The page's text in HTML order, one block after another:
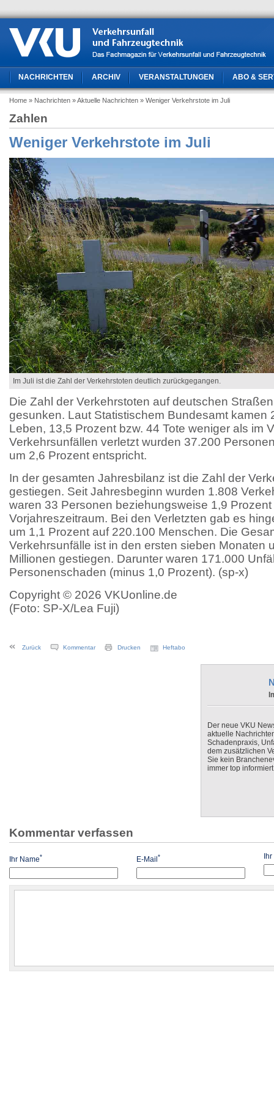
NACHRICHTEN ARCHIV VERANSTALTUNGEN ABO &
Home » Nachrichten » Aktuelle Nachrichten » Weniger Verkehrstote im Juli
Zahlen
Weniger Verkehrstote im Juli
Im Juli ist die Zahl der Verkehrstoten deutlich zurückgegangen.
Die Zahl der Verkehrstoten auf deutschen
gesunken. Laut Statistischem Bundesamt kamen
Leben, 13,5 Prozent bzw. 44 Tote weniger als im
Verkehrsunfällen verletzt wurden 37.200
um 2,6 Prozent entspricht.
In der gesamten Jahresbilanz ist die Zahl der
gestiegen. Seit Jahresbeginn wurden 1.808
waren 33 Personen beziehungsweise 1,9
Vorjahreszeitraum. Bei den Verletzten gab es
um 1,1 Prozent auf 220.100 Menschen. Die
Verkehrsunfälle ist in den ersten sieben Monaten
Millionen gestiegen. Darunter waren 171.000
Personenschaden (minus 1,0 Prozent). (sp-x)
Copyright © 2026 VKUonline.de
(Foto: SP-X/Lea Fuji)
Zurück Kommentar Drucken Heftabo
Der neue VKU
aktuelle
Schadenpraxis,
dem zusätzlichen
Sie kein
immer top
Kommentar verfassen
Ihr Name* E-Mail* Ihr